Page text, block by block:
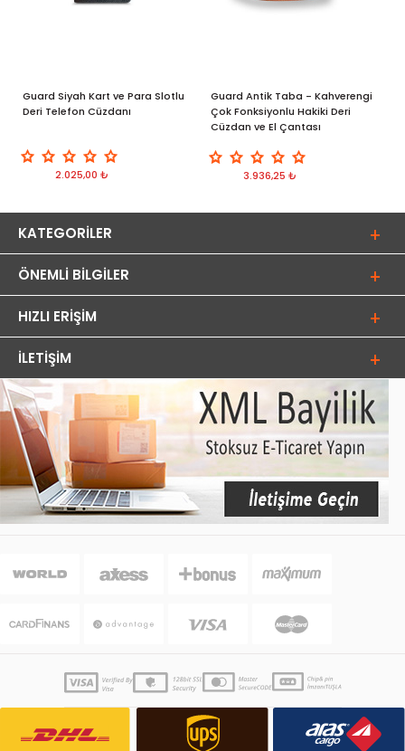
Guard Siyah Kart ve Para Slotlu
Deri Telefon Cüzdanı
2.025,00 ₺
Guard Antik Taba - Kahverengi
Çok Fonksiyonlu Hakiki Deri
Cüzdan ve El Çantası
3.936,25 ₺
KATEGORILER
ÖNEMLI BILGILER
HIZLI ERIŞIM
İLETIŞIM